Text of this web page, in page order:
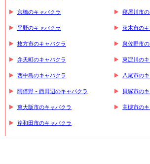
京橋のキャバクラ 寝屋川市
平野のキャバクラ 茨木市の
枚方市のキャバクラ 泉佐野市
弁天町のキャバクラ 東淀川の
西中島のキャバクラ 八尾市の
阿倍野 - 西田辺のキャバクラ 貝塚市の
東大阪市のキャバクラ 高槻市の
岸和田市のキャバクラ